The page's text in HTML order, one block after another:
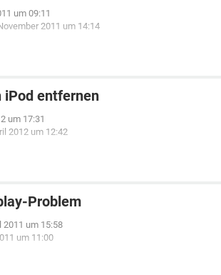
um 09:11
2011 um 14:14
iPod entfernen
um 17:31
2012 um 12:42
Problem
2011 um 15:58
um 11:00